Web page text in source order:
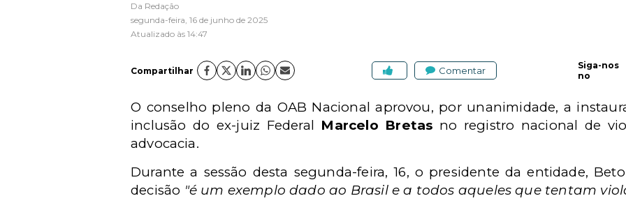
Da Redação
segunda-feira, 16 de junho de 2025
Atualizado às 14:47
Compartilhar Comentar
Siga-nos
no
O conselho pleno da OAB Nacional aprovou, por unanimidade, a
inclusão do ex-juiz Federal Marcelo Bretas no registro nacional de
advocacia.
Durante a sessão desta segunda-feira, 16, o presidente da entidade,
decisão "é um exemplo dado ao Brasil e a todos aqueles que tentam